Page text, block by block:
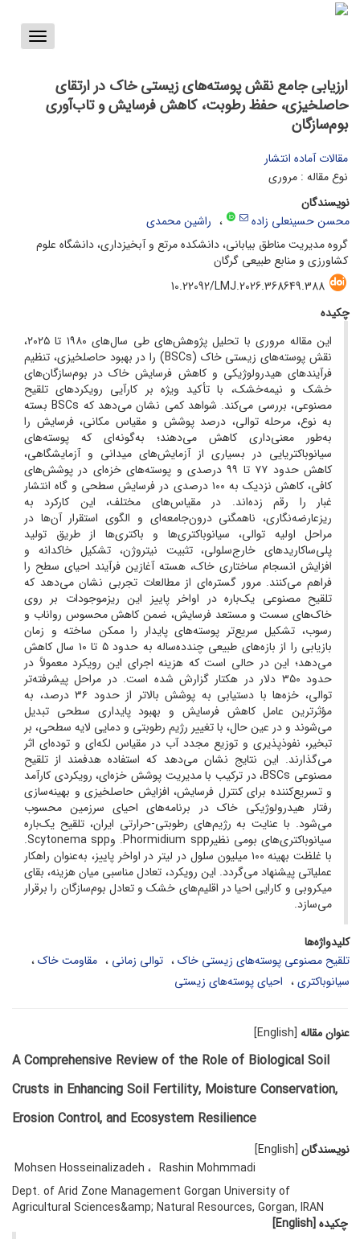
Toggle
ارزیابی جامع نقش پوسته‌های زیستی خاک در ارتقای
حاصلخیزی، حفظ رطوبت، کاهش فرسایش و تاب‌آوری
بوم‌سازگان
مقالات آماده انتشار
نوع مقاله : مروری
نویسندگان
محسن حسینعلی زاده
راشین محمدی
گروه مدیریت مناطق بیابانی، دانشکده مرتع و آبخیزداری، دانشگاه علوم
کشاورزی و منابع طبیعی گرگان
10.22092/LMJ.2026.368649.388
چکیده
این مقاله مروری با تحلیل پژوهش‌های طی سال‌های ۱۹۸۰ تا ۲۰۲۵،
نقش پوسته‌های زیستی خاک (BSCs) را در بهبود حاصلخیزی، تنظیم
فرآیندهای هیدرولوژیکی و کاهش فرسایش خاک در بوم‌سازگان‌های
خشک و نیمه‌خشک، با تأکید ویژه بر کارآیی رویکردهای تلقیح
مصنوعی، بررسی می‌کند. شواهد کمی نشان می‌دهد که BSCs بسته
به نوع، مرحله توالی، درصد پوشش و مقیاس مکانی، فرسایش را
به‌طور معنی‌داری کاهش می‌دهند؛ به‌گونه‌ای که پوسته‌های
سیانوباکتریایی در بسیاری از آزمایش‌های میدانی و آزمایشگاهی،
کاهش حدود ۷۷ تا ۹۹ درصدی و پوسته‌های خزه‌ای در پوشش‌های
کافی، کاهش نزدیک به ۱۰۰ درصدی در فرسایش سطحی و گاه انتشار
غبار را رقم زده‌اند. در مقیاس‌های مختلف، این کارکرد به
ریزعارضه‌نگاری، ناهمگنی درون‌جامعه‌ای و الگوی استقرار آن‌ها در
مراحل اولیه توالی، سیانوباکتری‌ها و باکتری‌ها از طریق تولید
پلی‌ساکاریدهای خارج‌سلولی، تثبیت نیتروژن، تشکیل خاکدانه و
افزایش انسجام ساختاری خاک، هسته آغازین فرآیند احیای سطح را
فراهم می‌کنند. مرور گستره‌ای از مطالعات تجربی نشان می‌دهد که
تلقیح مصنوعی یک‌باره در اواخر پاییز این ریزموجودات بر روی
خاک‌های سست و مستعد فرسایش، ضمن کاهش محسوس رواناب و
رسوب، تشکیل سریع‌تر پوسته‌های پایدار را ممکن ساخته و زمان
بازیابی را از بازه‌های طبیعی چندده‌ساله به حدود ۵ تا ۱۰ سال کاهش
می‌دهد؛ این در حالی است که هزینه اجرای این رویکرد معمولاً در
حدود ۳۵۰ دلار در هکتار گزارش شده است. در مراحل پیشرفته‌تر
توالی، خزه‌ها با دستیابی به پوشش بالاتر از حدود ۳۶ درصد، به
مؤثرترین عامل کاهش فرسایش و بهبود پایداری سطحی تبدیل
می‌شوند و در عین حال، با تغییر رژیم رطوبتی و دمایی لایه سطحی، بر
تبخیر، نفوذپذیری و توزیع مجدد آب در مقیاس لکه‌ای و توده‌ای اثر
می‌گذارند. این نتایج نشان می‌دهد که استفاده هدفمند از تلقیح
مصنوعی BSCs، در ترکیب با مدیریت پوشش خزه‌ای، رویکردی کارآمد
و تسریع‌کننده برای کنترل فرسایش، افزایش حاصلخیزی و بهینه‌سازی
رفتار هیدرولوژیکی خاک در برنامه‌های احیای سرزمین محسوب
می‌شود. با عنایت به رژیم‌های رطوبتی-حرارتی ایران، تلقیح یک‌باره
سیانوباکتری‌های بومی نظیرPhormidium spp. وScytonema spp.
با غلظت بهینه ۱۰۰ میلیون سلول در لیتر در اواخر پاییز، به‌عنوان راهکار
عملیاتی پیشنهاد می‌گردد. این رویکرد، تعادل مناسبی میان هزینه، بقای
میکروبی و کارایی احیا در اقلیم‌های خشک و تعادل بوم‌سازگان را برقرار
می‌سازد.
کلیدواژه‌ها
تلقیح مصنوعی پوسته‌های زیستی خاک
توالی زمانی
مقاومت خاک
سیانوباکتری
احیای پوسته‌های زیستی
عنوان مقاله [English]
A Comprehensive Review of the Role of Biological Soil
Crusts in Enhancing Soil Fertility, Moisture Conservation,
Erosion Control, and Ecosystem Resilience
نویسندگان [English]
Mohsen Hosseinalizadeh
Rashin Mohmmadi
Dept. of Arid Zone Management Gorgan University of
Agricultural Sciences&amp; Natural Resources, Gorgan, IRAN
چکیده [English]